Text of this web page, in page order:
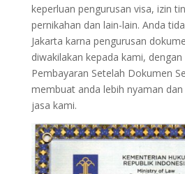
keperluan pengurusan visa, izin
pernikahan dan lain-lain. Anda
Jakarta karna pengurusan
diwakilakan kepada kami, dengan
Pembayaran Setelah Dokumen
membuat anda lebih nyaman
jasa kami.